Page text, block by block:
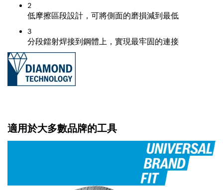
2
低摩擦區段設計，可將側面的磨損減到最低
3
分段鐳射焊接到鋼體上，實現最牢固的連接
適用於大多數品牌的工具